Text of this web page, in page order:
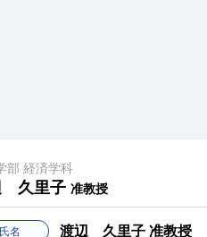
部 経済学科
久里子 准教授
名 渡辺 久里子 准教授